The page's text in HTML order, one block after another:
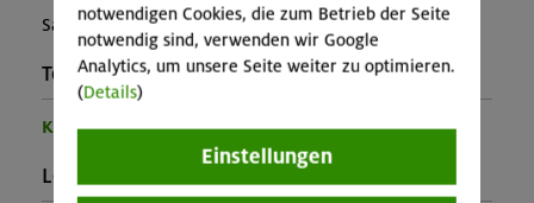
Samuel Levermann
Teilprogramm:
Kinder- und Jugendprogramm
Leistung:
notwendigen Cookies, die zum Betrieb der Seite
notwendig sind, verwenden wir Google
Analytics, um unsere Seite weiter zu optimieren.
(Details)
Einstellungen